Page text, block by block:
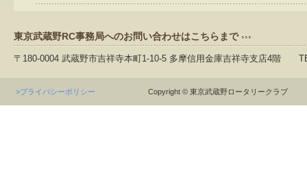
東京武蔵野RC事務局へのお問い合わせはこちらまで
〒180-0004 武蔵野市吉祥寺本町1-10-5 多摩信用金庫吉祥寺支店4
>プライバシーポリシー Copyright © 東京武蔵野ロータリークラブ